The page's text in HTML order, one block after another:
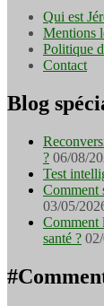
Qui est
Mentions
Politique
Contact
Blog
? 06/08/
Test
Comment
03/05/
Comment
santé ?